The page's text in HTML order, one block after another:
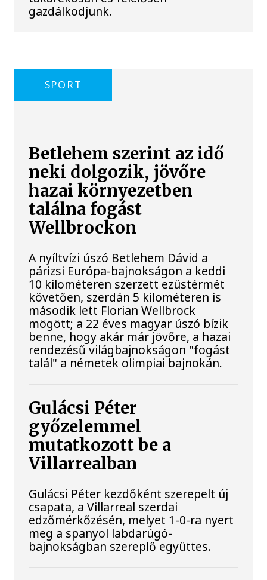
gazdálkodjunk.
SPORT
Betlehem szerint az idő
neki dolgozik, jövőre
hazai környezetben
találna fogást
Wellbrockon
A nyíltvízi úszó Betlehem Dávid a
párizsi Európa-bajnokságon a keddi
10 kilométeren szerzett ezüstérmét
követően, szerdán 5 kilométeren is
második lett Florian Wellbrock
mögött; a 22 éves magyar úszó bízik
benne, hogy akár már jövőre, a hazai
rendezésű világbajnokságon "fogást
talál" a németek olimpiai bajnokán.
Gulácsi Péter
győzelemmel
mutatkozott be a
Villarrealban
Gulácsi Péter kezdőként szerepelt új
csapata, a Villarreal szerdai
edzőmérkőzésén, melyet 1-0-ra nyert
meg a spanyol labdarúgó-
bajnokságban szereplő együttes.